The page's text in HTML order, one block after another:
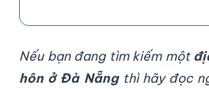
Nếu bạn đang tìm kiếm một
hôn ở Đà Nẵngthì hãy đọc